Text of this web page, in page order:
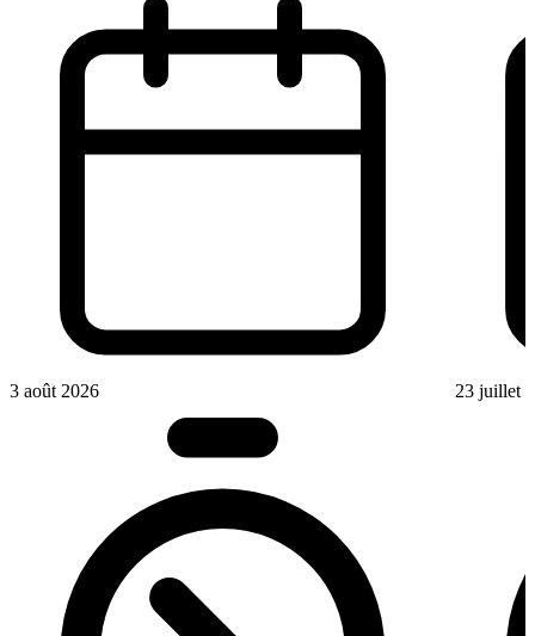
3 août 2026 23 juillet